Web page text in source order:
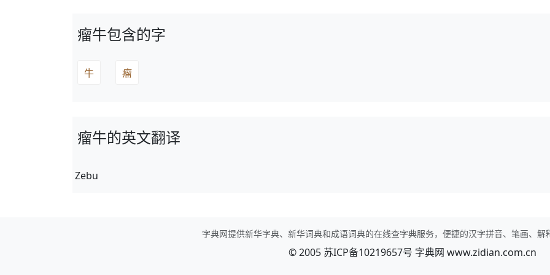
瘤牛包含的字
牛 瘤
瘤牛的英文翻译
Zebu
字典网提供新华字典、新华词典和成语词典的在线查字典服务，便捷的汉字拼音、笔画、解
© 2005 苏ICP备10219657号 字典网 www.zidian.com.cn